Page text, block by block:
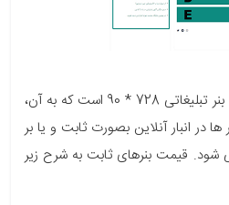
تبلیغاتی 728 * 90
است که به آن،
در انبار آنلاین بصورت ثابت و یا بر
شود. قیمت بنرهای ثابت به شرح زیر